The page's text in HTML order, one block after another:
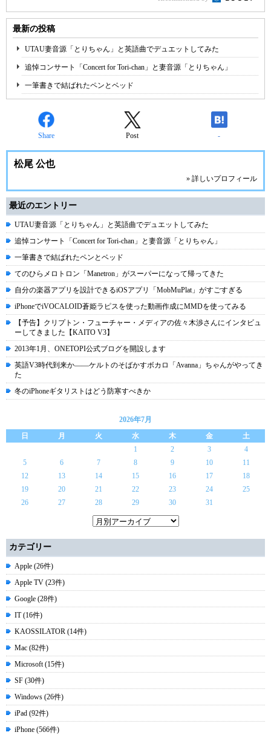
最新の投稿
UTAU妻音源「とりちゃん」と英語曲でデュエットしてみた
追悼コンサート「Concert for Tori-chan」と妻音源「とりちゃん」
一筆書きで結ばれたペンとベッド
Share Post -
松尾 公也
» 詳しいプロフィール
最近のエントリー
UTAU妻音源「とりちゃん」と英語曲でデュエットしてみた
追悼コンサート「Concert for Tori-chan」と妻音源「とりちゃん」
一筆書きで結ばれたペンとベッド
てのひらメロトロン「Manetron」がスーパーになって帰ってきた
自分の楽器アプリを設計できるiOSアプリ「MobMuPlat」がすごすぎる
iPhoneでiVOCALOID蒼姫ラピスを使った動画作成にMMDを使ってみる
【予告】クリプトン・フューチャー・メディアの佐々木渉さんにインタビュ
ーしてきました【KAITO V3】
2013年1月、ONETOPI公式ブログを開設します
英語V3時代到来か――ケルトのそばかすボカロ「Avanna」ちゃんがやってき
た
冬のiPhoneギタリストはどう防寒すべきか
2026年7月
日
月 火 水 木 金
土
1
2 3
4
5
6 7 8 9 10
11
12
13 14 15 16 17
18
19
20 21 22 23 24
25
26
27 28 29 30 31
カテゴリー
Apple (26件)
Apple TV (23件)
Google (28件)
IT (16件)
KAOSSILATOR (14件)
Mac (82件)
Microsoft (15件)
SF (30件)
Windows (26件)
iPad (92件)
iPhone (566件)